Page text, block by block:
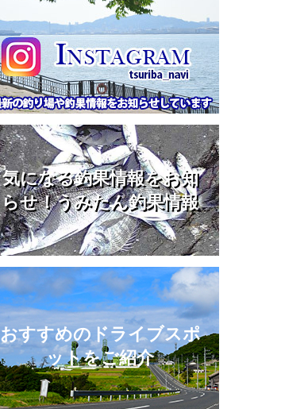
気になる釣果情報をお知
らせ！うみたん釣果情報
おすすめのドライブスポ
ットをご紹介